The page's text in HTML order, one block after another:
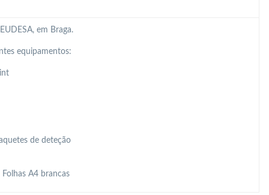
em Braga.
equipamentos:
de deteção
A4 brancas